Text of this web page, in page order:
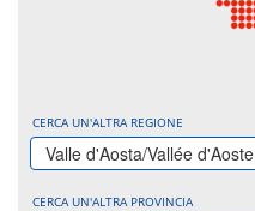
CERCA UN'ALTRA REGIONE
Valle d'Aosta/Vallée d'Aoste
CERCA UN'ALTRA PROVINCIA